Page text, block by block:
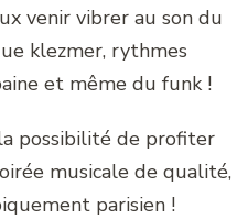
venir vibrer au son du
klezmer, rythmes
et même du funk !
la possibilité de profiter
musicale de qualité,
parisien !